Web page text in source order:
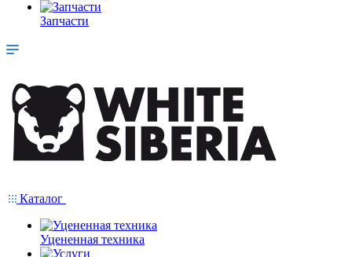
Запчасти
Каталог
Уцененная техника